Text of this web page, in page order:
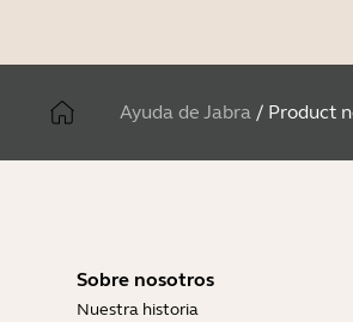
Ayuda de Jabra / Product
Sobre nosotros
Nuestra historia